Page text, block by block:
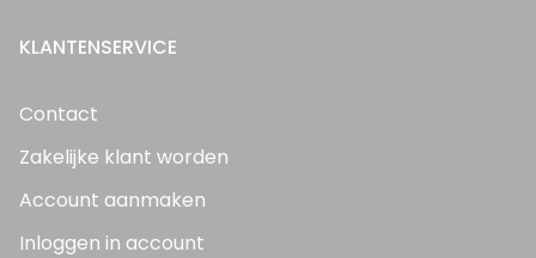
KLANTENSERVICE
Contact
Zakelijke klant worden
Account aanmaken
Inloggen in account